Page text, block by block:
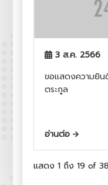
3 ส.ค. 2566
ขอแสดงความยิน
ตระกูล
อ่านต่อ
แสดง 1 ถึง 19 of